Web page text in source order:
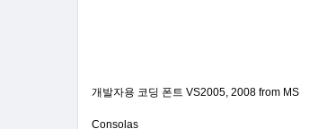
개발자용 코딩 폰트 VS2005, 2008 from MS
Consolas